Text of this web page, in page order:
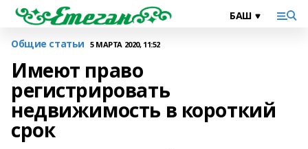
Общие статьи 5 МАРТА 2020, 11:52
Имеют право
регистрировать
недвижимость в короткий
срок